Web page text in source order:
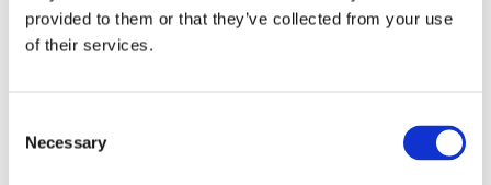
provided to them or that they’ve collected from your use
of their services.
Selection
Necessary
РЕМОНТ
Країна*